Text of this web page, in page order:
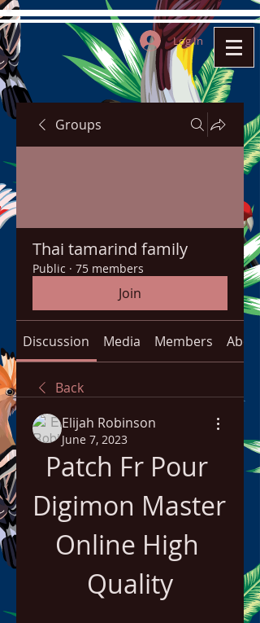
Log In
Groups
Thai tamarind family
Public · 75 members
Join
Discussion Media Members About
Back
Elijah Robinson
June 7, 2023
Patch Fr Pour
Digimon Master
Online High
Quality